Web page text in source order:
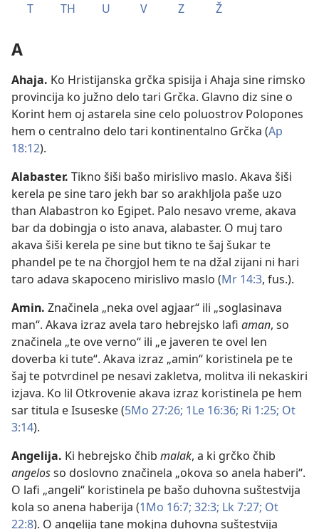
T
TH U V Z Ž
A
Ahaja. Ko Hristijanska grčka spisija i Ahaja sine rimsko
provincija ko južno delo tari Grčka. Glavno diz sine o
Korint hem oj astarela sine celo poluostrov Polopones
hem o centralno delo tari kontinentalno Grčka (Ap
18:12).
Alabaster. Tikno šiši bašo mirislivo maslo. Akava šiši
kerela pe sine taro jekh bar so arakhljola paše uzo
than Alabastron ko Egipet. Palo nesavo vreme, akava
bar da dobingja o isto anava, alabaster. O muj taro
akava šiši kerela pe sine but tikno te šaj šukar te
phandel pe te na čhorgjol hem te na džal zijani ni hari
taro adava skapoceno mirislivo maslo (Mr 14:3, fus.).
Amin. Značinela „neka ovel agjaar“ ili „soglasinava
man“. Akava izraz avela taro hebrejsko lafi aman, so
značinela „te ove verno“ ili „e javeren te ovel len
doverba ki tute“. Akava izraz „amin“ koristinela pe te
šaj te potvrdinel pe nesavi zakletva, molitva ili nekaskiri
izjava. Ko lil Otkrovenie akava izraz koristinela pe hem
sar titula e Isuseske (5Mo 27:26; 1Le 16:36; Ri 1:25; Ot
3:14).
Angelija. Ki hebrejsko čhib malak, a ki grčko čhib
angelosso doslovno značinela „okova so anela haberi“.
O lafi „angeli“ koristinela pe bašo duhovna suštestvija
kola so anena haberija (1Mo 16:7; 32:3; Lk 7:27; Ot
22:8). O angelija tane mokjna duhovna suštestvija